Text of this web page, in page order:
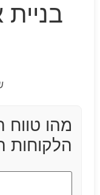
בניית
מהו טווח
הלקוחות